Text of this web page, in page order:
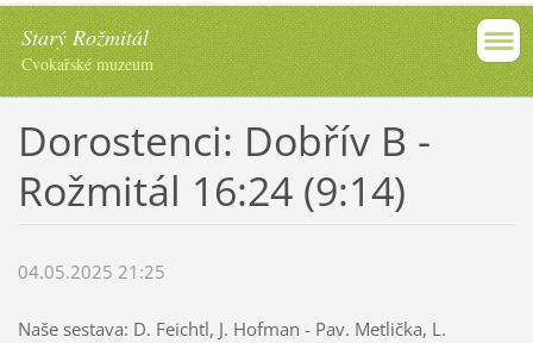
Starý Rožmitál
Cvokařské muzeum
Dorostenci: Dobřív B -
Rožmitál 16:24 (9:14)
04.05.2025 21:25
Naše sestava: D. Feichtl, J. Hofman - Pav. Metlička, L.